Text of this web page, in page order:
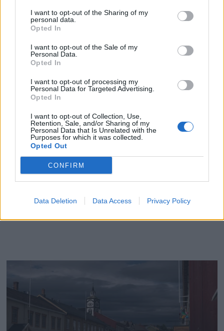
I want to opt-out of the Sharing of my
personal data.
Opted In
I want to opt-out of the Sale of my
Personal Data.
Opted In
I want to opt-out of processing my
Personal Data for Targeted Advertising.
Opted In
I want to opt-out of Collection, Use,
Retention, Sale, and/or Sharing of my
Personal Data that Is Unrelated with the
Purposes for which it was collected.
Opted Out
CONFIRM
Data Deletion Data Access Privacy Policy